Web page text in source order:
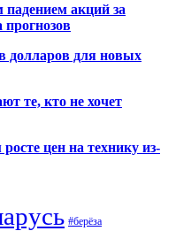
акций за
прогнозов
долларов для новых
те, кто не хочет
цен на технику из-
#берёза